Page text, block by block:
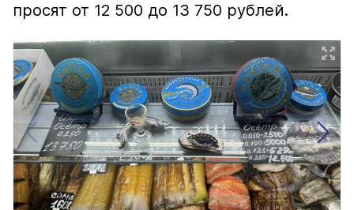
просят от 12 500 до 13 750 рублей.